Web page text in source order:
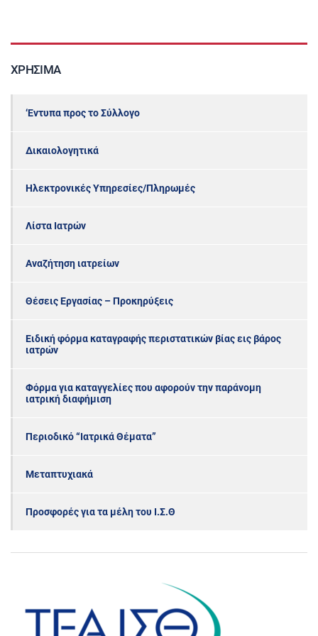
ΧΡΉΣΙΜΑ
‘Εντυπα προς το Σύλλογο
Δικαιολογητικά
Ηλεκτρονικές Υπηρεσίες/Πληρωμές
Λίστα Ιατρών
Αναζήτηση ιατρείων
Θέσεις Εργασίας – Προκηρύξεις
Ειδική φόρμα καταγραφής περιστατικών βίας εις βάρος
ιατρών
Φόρμα για καταγγελίες που αφορούν την παράνομη
ιατρική διαφήμιση
Περιοδικό “Ιατρικά Θέματα”
Μεταπτυχιακά
Προσφορές για τα μέλη του Ι.Σ.Θ